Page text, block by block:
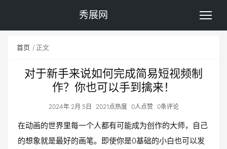
秀展网
首页 正文
对于新手来说如何完成简易短视频制
作？你也可以手到擒来！
2024年 2月 5日 2021点热度 0人点赞 0条评论
在动画的世界里每一个人都有可能成为创作的大师，自己
的想象就是最好的画笔。即使你是0基础的小白也可以发